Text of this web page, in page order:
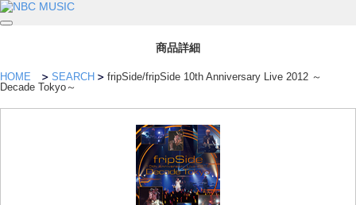
商品詳細
HOME SEARCH
fripSide/fripSide 10th Anniversary Live 2012 ～
Decade Tokyo～